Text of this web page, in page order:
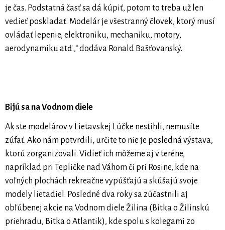
je čas. Podstatná časť sa dá kúpiť, potom to treba už len
vedieť poskladať. Modelár je všestranný človek, ktorý musí
ovládať lepenie, elektroniku, mechaniku, motory,
aerodynamiku atď.,“ dodáva Ronald Bašťovanský.
Bijú sa na Vodnom diele
Ak ste modelárov v Lietavskej Lúčke nestihli, nemusíte
zúfať. Ako nám potvrdili, určite to nie je posledná výstava,
ktorú zorganizovali. Vidieť ich môžeme aj v teréne,
napríklad pri Tepličke nad Váhom či pri Rosine, kde na
voľných plochách rekreačne vypúšťajú a skúšajú svoje
modely lietadiel. Posledné dva roky sa zúčastnili aj
obľúbenej akcie na Vodnom diele Žilina (Bitka o Žilinskú
priehradu, Bitka o Atlantik), kde spolu s kolegami zo